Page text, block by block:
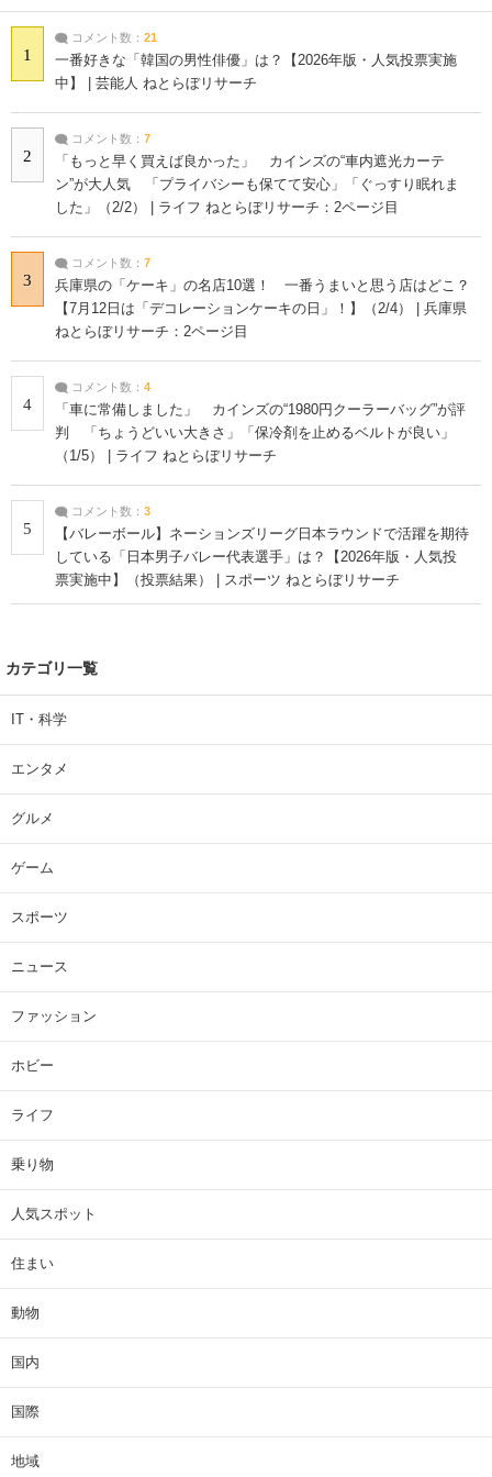
1
コメント数： 21
一番好きな「韓国の男性俳優」は？【2026年版・人気投票実施
中】 | 芸能人 ねとらぼリサーチ
2
コメント数： 7
「もっと早く買えば良かった」 カインズの“車内遮光カーテ
ン”が大人気 「プライバシーも保てて安心」「ぐっすり眠れま
した」（2/2） | ライフ ねとらぼリサーチ：2ページ目
3
コメント数： 7
兵庫県の「ケーキ」の名店10選！ 一番うまいと思う店はどこ？
【7月12日は「デコレーションケーキの日」！】（2/4） | 兵庫県
ねとらぼリサーチ：2ページ目
4
コメント数： 4
「車に常備しました」 カインズの“1980円クーラーバッグ”が評
判 「ちょうどいい大きさ」「保冷剤を止めるベルトが良い」
（1/5） | ライフ ねとらぼリサーチ
5
コメント数： 3
【バレーボール】ネーションズリーグ日本ラウンドで活躍を期待
している「日本男子バレー代表選手」は？【2026年版・人気投
票実施中】（投票結果） | スポーツ ねとらぼリサーチ
カテゴリ一覧
IT・科学
エンタメ
グルメ
ゲーム
スポーツ
ニュース
ファッション
ホビー
ライフ
乗り物
人気スポット
住まい
動物
国内
国際
地域